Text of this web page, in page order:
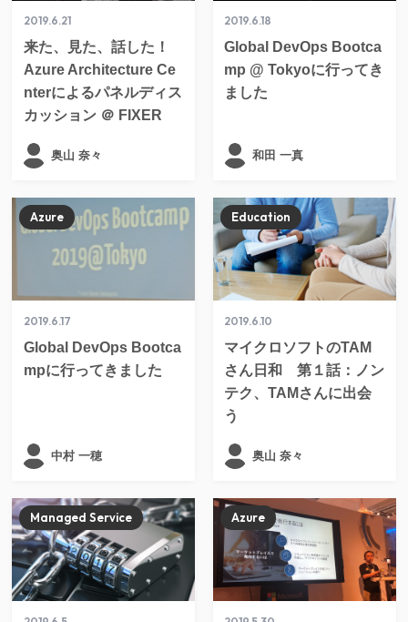
2019.6.21
来た、見た、話した！
Azure Architecture Ce
nterによるパネルディス
カッション ＠ FIXER
奥山 奈々
2019.6.18
Global DevOps Bootca
mp @ Tokyoに行ってき
ました
和田 一真
2019.6.17
Global DevOps Bootca
mpに行ってきました
Azure
中村 一穂
2019.6.10
マイクロソフトのTAM
さん日和 第１話：ノン
テク、TAMさんに出会
う
Education
奥山 奈々
Managed Service Azure